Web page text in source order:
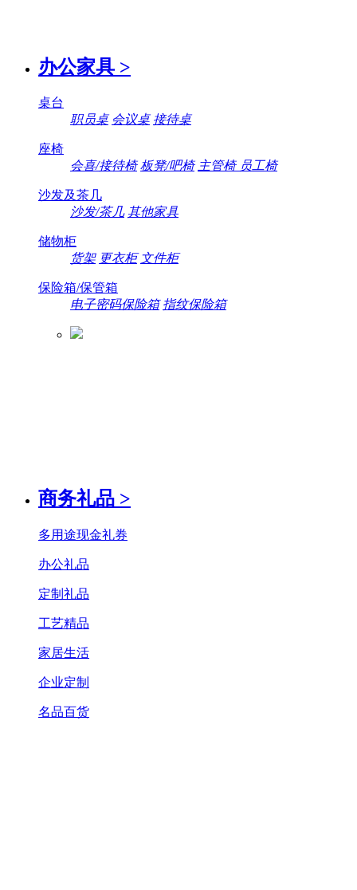
办公家具 >
桌台
职员桌 会议桌 接待桌
座椅
会喜/接待椅 板凳/吧椅 主管椅 员工椅
沙发及茶几
沙发/茶几 其他家具
储物柜
货架 更衣柜 文件柜
保险箱/保管箱
电子密码保险箱 指纹保险箱
商务礼品 >
多用途现金礼券
办公礼品
定制礼品
工艺精品
家居生活
企业定制
名品百货